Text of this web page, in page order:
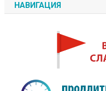
НАВИГАЦИЯ